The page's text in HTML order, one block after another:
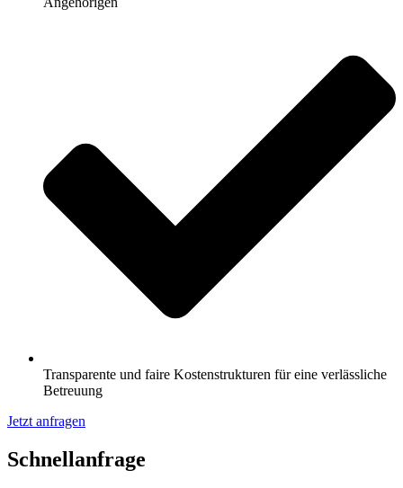
Transparente und faire Kostenstrukturen für eine verlässliche
Betreuung
Jetzt anfragen
Schnell­anfrage